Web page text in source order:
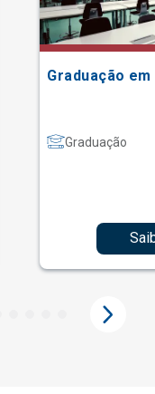
Graduação
Graduação